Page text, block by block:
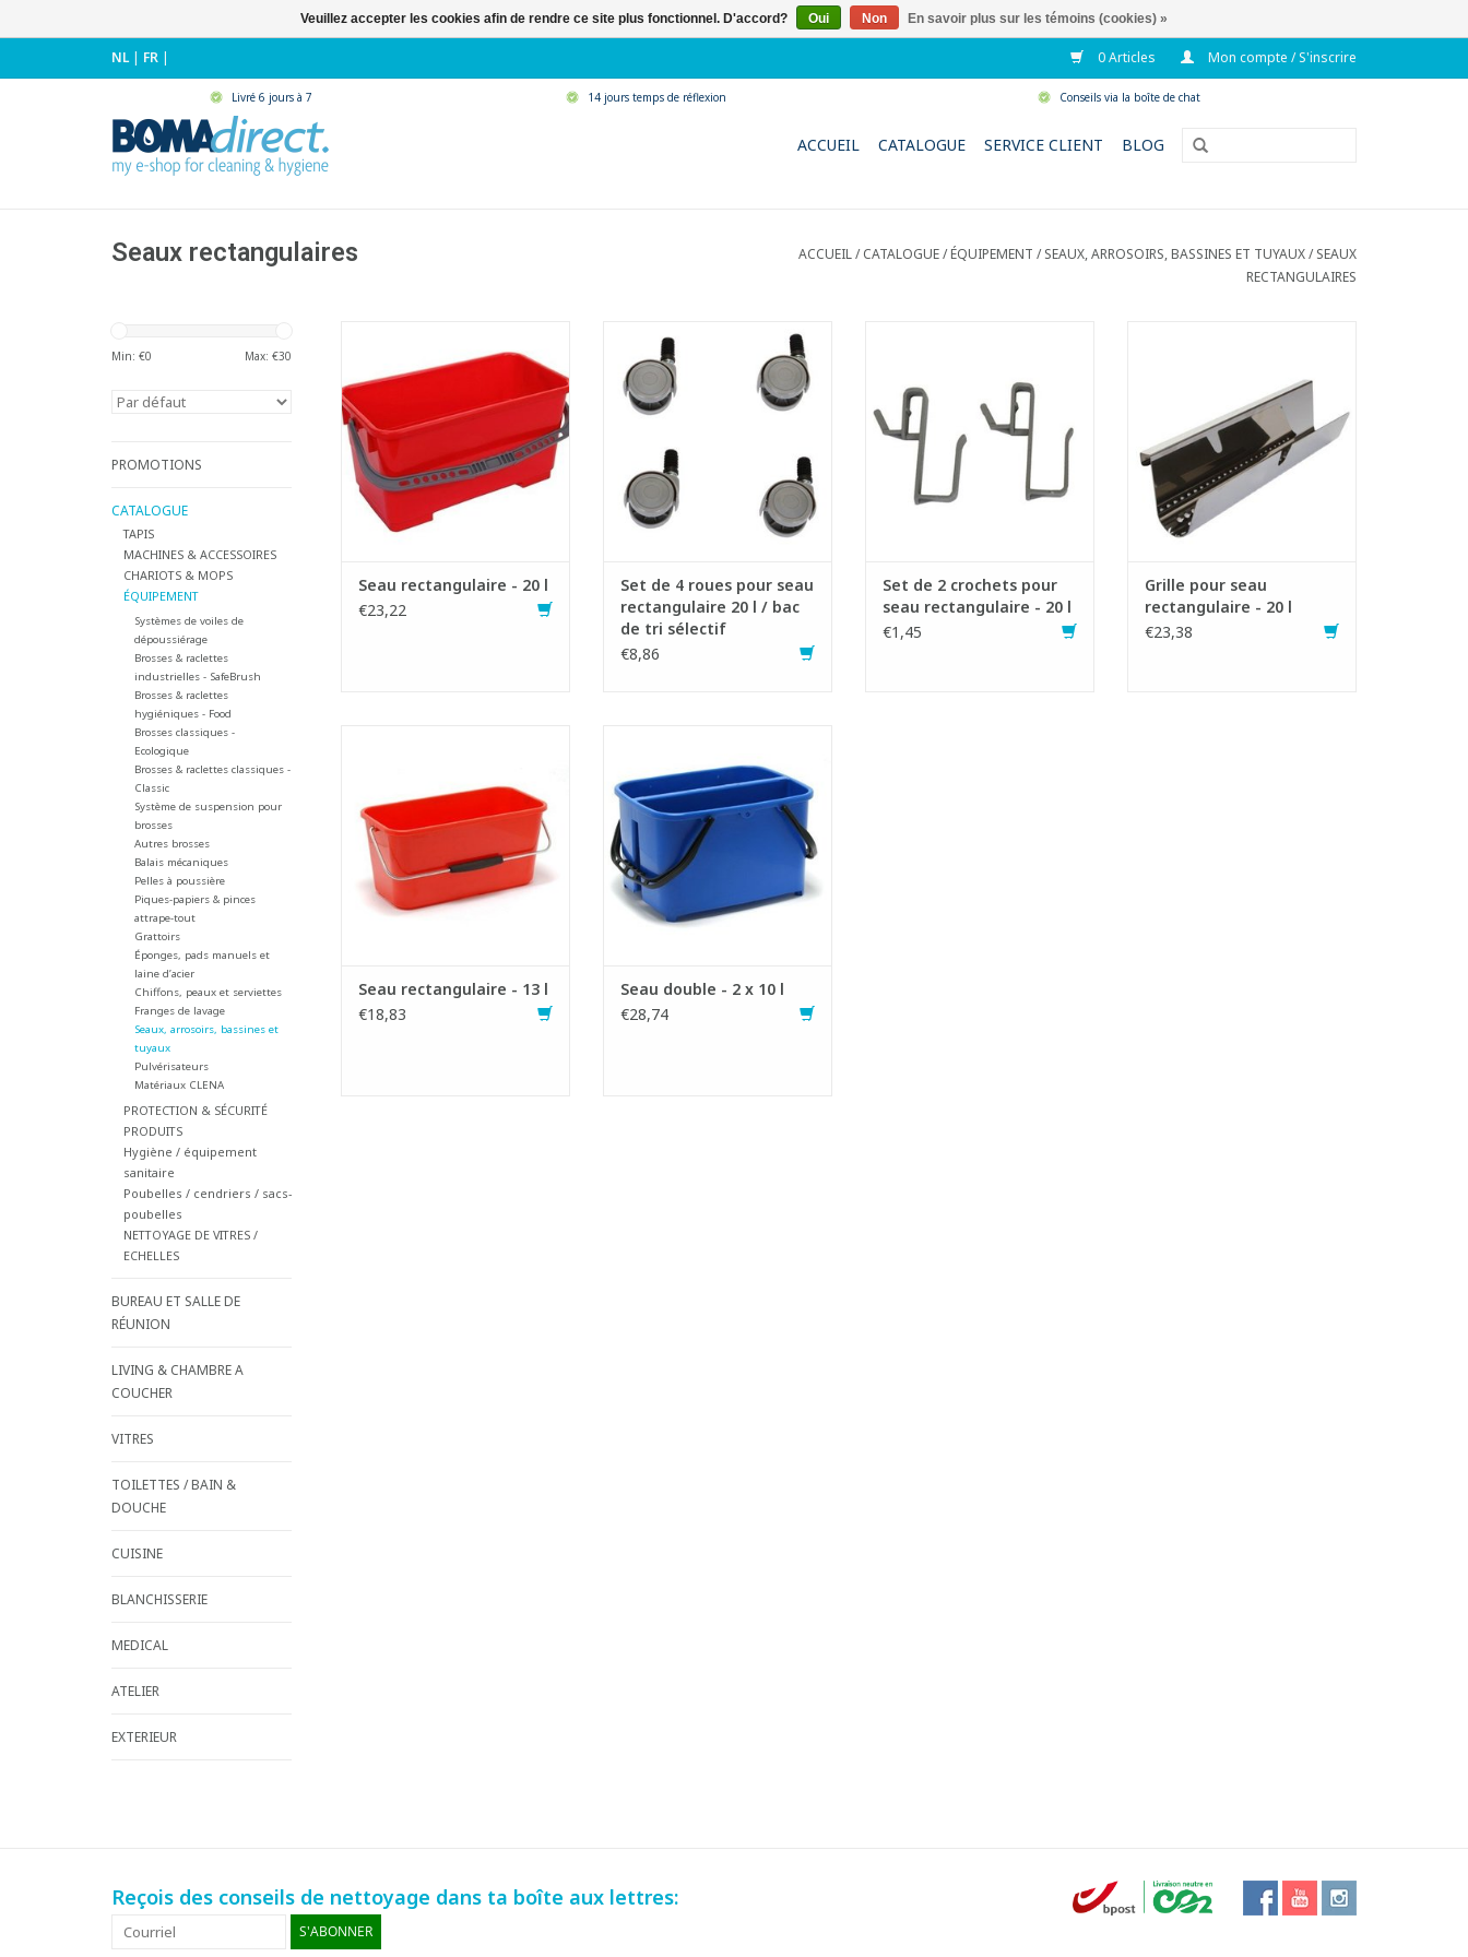
NL| FR | 0 Articles Mon compte / S'inscrire
Livré 6 jours à 7 14 jours temps de réflexion Conseils via la boîte de chat
ACCUEIL CATALOGUE SERVICE CLIENT BLOG
Seaux rectangulaires ACCUEIL/CATALOGUE/ÉQUIPEMENT /SEAUX, ARROSOIRS, BASSINES ET TUYAUX/SEAUX
RECTANGULAIRES
Min: €0 Max: €30
PROMOTIONS
CATALOGUE
TAPIS
MACHINES & ACCESSOIRES
CHARIOTS & MOPS
ÉQUIPEMENT
Systèmes de voiles de
dépoussiérage
Brosses & raclettes
industrielles - SafeBrush
Brosses & raclettes
hygiéniques - Food
Brosses classiques -
Ecologique
Brosses & raclettes classiques -
Classic
Système de suspension pour
brosses
Autres brosses
Balais mécaniques
Pelles à poussière
Piques-papiers & pinces
attrape-tout
Grattoirs
Éponges, pads manuels et
laine d’acier
Chiffons, peaux et serviettes
Franges de lavage
Seaux, arrosoirs, bassines et
tuyaux
Pulvérisateurs
Matériaux CLENA
PROTECTION & SÉCURITÉ
PRODUITS
Hygiène / équipement
sanitaire
Poubelles / cendriers / sacs-
poubelles
NETTOYAGE DE VITRES /
ECHELLES
BUREAU ET SALLE DE
RÉUNION
LIVING & CHAMBRE A
COUCHER
VITRES
TOILETTES / BAIN &
DOUCHE
CUISINE
BLANCHISSERIE
MEDICAL
ATELIER
EXTERIEUR
- Capacité seau : 20 litres.
- Equipé d'une anse en plastique
avec prise pour les doigts.
- Idéal pour le lavage de vitres.
- Pour les mouilleurs jusqu'à
maximum 45 cm.
- Inclusive 2 sets de crochets.
AJOUTER AU PANIER
Seau rectangulaire - 20 l
€23,22
Set de 4 roues pour un seau
rectangulaire en plastique d'une
capacité de 20 litres.
- Diamètre Ø 50 mm.
Set de 4 roues pour seau
rectangulaire 20 l / bac
de tri sélectif
€8,86
- Idéal pour fixer un mouilleur ou
une raclette à un seau.
AJOUTER AU PANIER
Set de 2 crochets pour
seau rectangulaire - 20 l
€1,45
- Idéale pour essorer un
mouilleur.
AJOUTER AU PANIER
Grille pour seau
rectangulaire - 20 l
€23,38
- Capacité seau : 13 litres
- Equipé d'une anse métallique
- Idéal pour le lavage de vitres
AJOUTER AU PANIER
Seau rectangulaire - 13 l
€18,83
- Capacité seau : 2 x 10 litres
- Avec de 2 poignées en
plastique avec prise pour les
doigts
- Idéal pour le lavage de vitres
AJOUTER AU PANIER
Seau double - 2 x 10 l
€28,74
Reçois des conseils de nettoyage dans ta boîte aux lettres:
S'ABONNER
Veuillez accepter les cookies afin de rendre ce site plus fonctionnel. D'accord? Oui Non En savoir plus sur les témoins (cookies) »